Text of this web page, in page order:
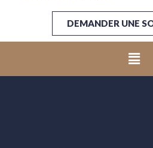
DEMANDER UNE